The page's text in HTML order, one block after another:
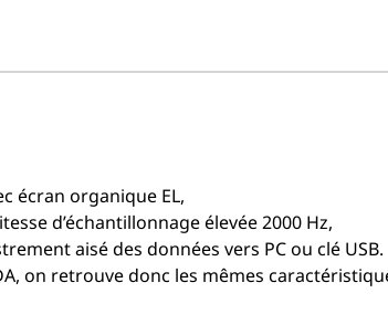
écran organique EL,
d’échantillonnage élevée 2000 Hz,
aisé des données vers PC ou clé USB.
on retrouve donc les mêmes